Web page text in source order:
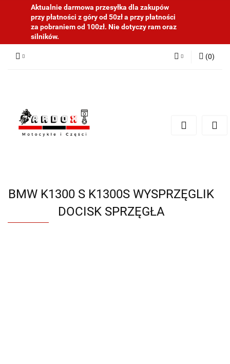
Aktualnie darmowa przesyłka dla zakupów
przy płatności z góry od 50zł a przy płatności
za pobraniem od 100zł. Nie dotyczy ram oraz
silników.
(0)
BMW K1300 S K1300S WYSPRZĘGLIK
DOCISK SPRZĘGŁA